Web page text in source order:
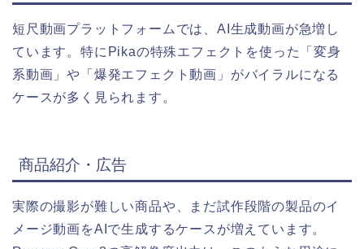
短尺動画プラットフォームでは、AI生成動画が急増し
ています。特にPikaの特殊エフェクトを使った「変身
系動画」や「爆発エフェクト動画」がバイラルになる
ケースが多く見られます。
商品紹介・広告
実際の撮影が難しい商品や、まだ試作段階の製品のイ
メージ動画をAIで生成するケースが増えています。